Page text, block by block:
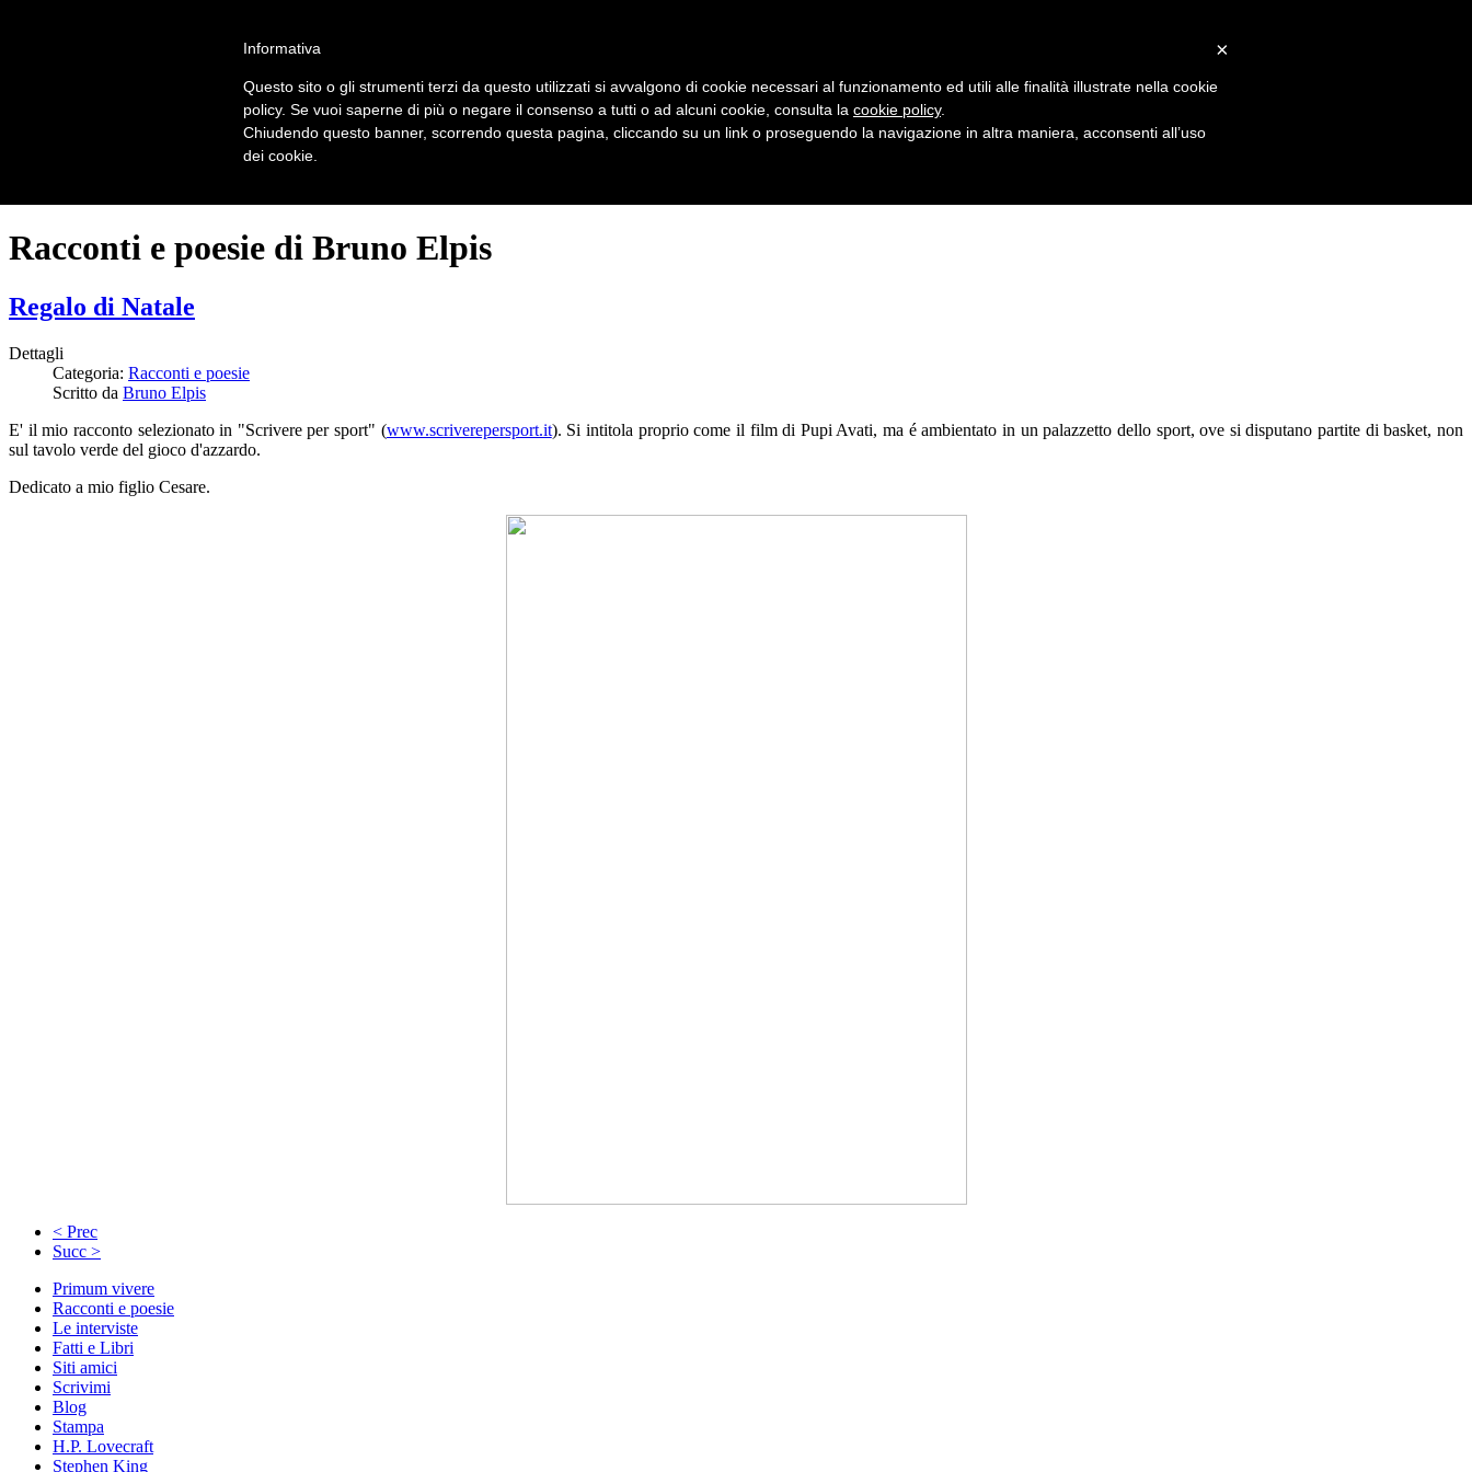
Il mistero dei massi avelli
Racconti e poesie di Bruno Elpis
Regalo di Natale
Dettagli
Categoria: Racconti e poesie
Scritto da Bruno Elpis
E' il mio racconto selezionato in "Scrivere per sport" (www.scriverepersport.it). Si intitola proprio come il film di Pupi Avati, ma é ambientato in un palazzetto dello sport, ove si disputano partite di basket, non
sul tavolo verde del gioco d'azzardo.
Dedicato a mio figlio Cesare.
< Prec
Succ >
Primum vivere
Racconti e poesie
Le interviste
Fatti e Libri
Siti amici
Scrivimi
Blog
Stampa
H.P. Lovecraft
Stephen King
×
Informativa
Questo sito o gli strumenti terzi da questo utilizzati si avvalgono di cookie necessari al funzionamento ed utili alle finalità illustrate nella cookie
policy. Se vuoi saperne di più o negare il consenso a tutti o ad alcuni cookie, consulta la cookie policy.
Chiudendo questo banner, scorrendo questa pagina, cliccando su un link o proseguendo la navigazione in altra maniera, acconsenti all’uso
dei cookie.